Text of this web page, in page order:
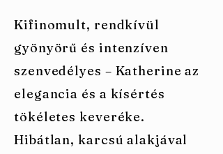
Kifinomult, rendkívül
gyönyörű és intenzíven
szenvedélyes – Katherine az
elegancia és a kísértés
tökéletes keveréke.
Hibátlan, karcsú alakjával